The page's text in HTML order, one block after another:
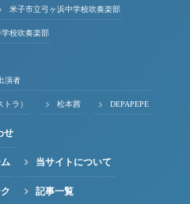
米子市立弓ヶ浜中学校吹奏楽部
校吹奏楽部
演者
ラ） 松本茜 DEPAPEPE
せ
当サイトについて
記事一覧